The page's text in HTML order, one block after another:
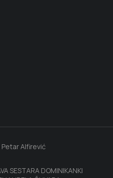
SESTARA DOMINIKANKI
Alfirević